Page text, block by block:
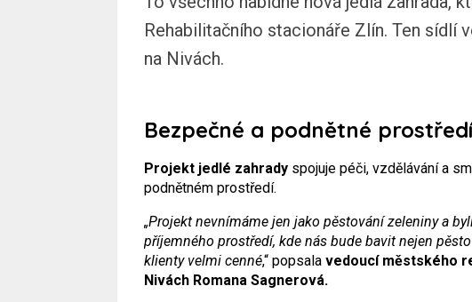
Rehabilitačního stacionáře Zlín. Ten
na Nivách.
Bezpečné a podnětné prostředí
Projekt jedlé zahrady spojuje péči, vzdělávání a
podnětném prostředí.
„Projekt nevnímáme jen jako pěstování zeleniny a
příjemného prostředí, kde nás bude bavit nejen
klienty velmi cenné,“ popsala vedoucí městského
Nivách Romana Sagnerová.